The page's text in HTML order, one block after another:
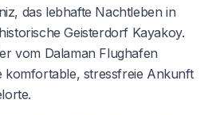
das lebhafte Nachtleben in
Geisterdorf Kayakoy.
vom Dalaman Flughafen
komfortable, stressfreie Ankunft